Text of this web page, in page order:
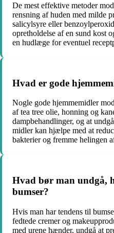
De mest effektive metoder
rensning af huden med milde
salicylsyre eller
opretholdelse af en sund kost
en hudlæge for eventuel
Hvad er gode
Nogle gode hjemmemidler
af tea tree olie, honning og
dampbehandlinger, og at
midler kan hjælpe med at
bakterier og fremme helingen
Hvad bør man undgå,
bumser?
Hvis man har tendens til
fedtede cremer og
med urene hænder, undgå at